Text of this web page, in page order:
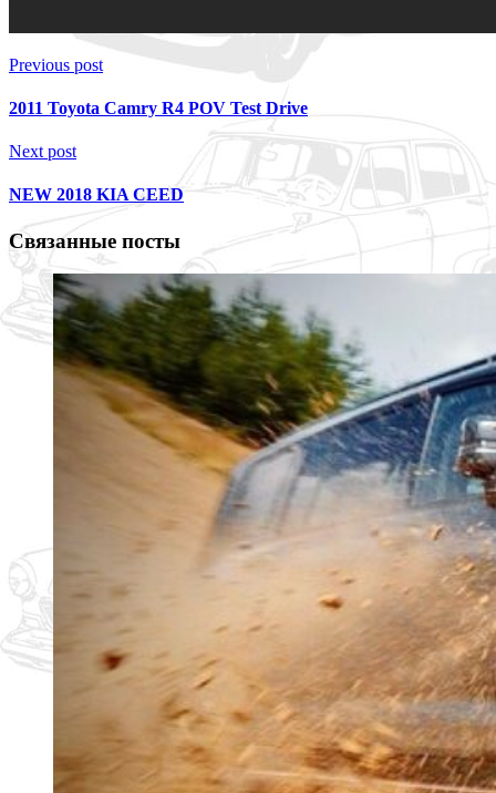
Previous post
2011 Toyota Camry R4 POV Test Drive
Next post
NEW 2018 KIA CEED
Связанные посты